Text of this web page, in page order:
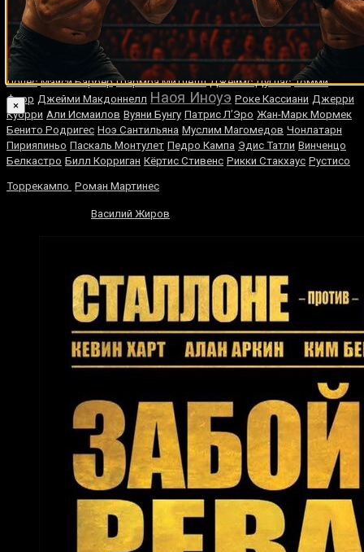
Кубрат Пулев Лу Дель Валле Гжегож Прокса Шеннан Тейлор
Джек
Демпси
Джесси Варгас Хулио Гамбоа Стефани Эггер
Феликс
Штурм
Алан Минтер Хосе Педраса Бобби Гиперт
Лоренцо Кенеди
Генри Бруселес
Пол Васкес Майк Диксон Сесар Брион Хосесито
Лопес Мэйси Барбер Шармба Митчелл Джеймс Дуглас Томми
Фарр Джейми Макдоннелл Наоя Иноуэ Роке Кассиани Джерри
Куорри Али Исмаилов Вуяни Бунгу Патрис Л’Эро Жан-Марк Мормек
Бенито Родригес Ноэ Сантильяна Муслим Магомедов Чонлатарн
Пирияпиньо Паскаль Монтулет Педро Кампа Эдис Татли Винченцо
Белкастро Билл Корриган Кёртис Стивенс Рикки Стакхаус Рустисо
Торрекампо Роман Мартинес
Василий Жиров
×